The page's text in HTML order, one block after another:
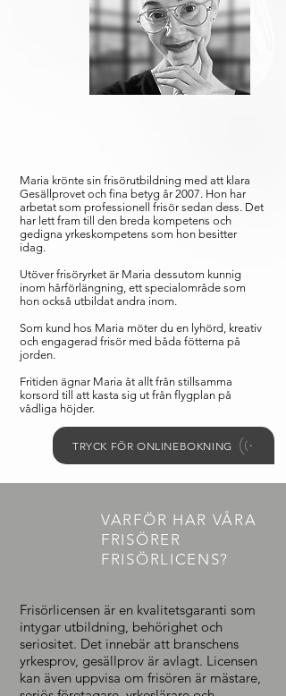
Maria krönte sin frisörutbildning med att klara
Gesällprovet och fina betyg år 2007. Hon har
arbetat som professionell frisör sedan dess. Det
har lett fram till den breda kompetens och
gedigna yrkeskompetens som hon besitter
idag.
Utöver frisöryrket är Maria dessutom kunnig
inom hårförlängning, ett specialområde som
hon också utbildat andra inom.
Som kund hos Maria möter du en lyhörd, kreativ
och engagerad frisör med båda fötterna på
jorden.
Fritiden ägnar Maria åt allt från stillsamma
korsord till att kasta sig ut från flygplan på
vådliga höjder.
TRYCK FÖR ONLINEBOKNING
VARFÖR HAR VÅRA
FRISÖRER
FRISÖRLICENS?
Frisörlicensen är en kvalitetsgaranti som
intygar utbildning, behörighet och
seriositet. Det innebär att branschens
yrkesprov, gesällprov är avlagt. Licensen
kan även uppvisa om frisören är mästare,